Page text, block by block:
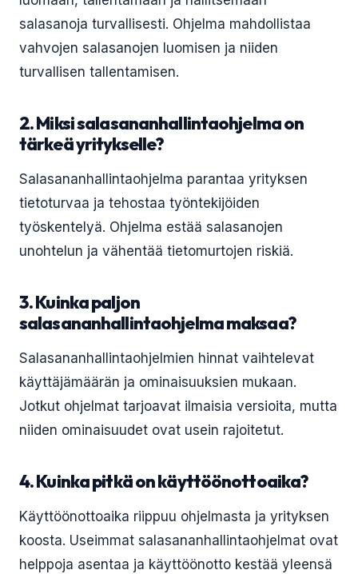
salasanoja turvallisesti. Ohjelma mahdollistaa
vahvojen salasanojen luomisen ja niiden
turvallisen tallentamisen.
2. Miksi salasananhallintaohjelma on
tärkeä yritykselle?
Salasananhallintaohjelma parantaa yrityksen
tietoturvaa ja tehostaa työntekijöiden
työskentelyä. Ohjelma estää salasanojen
unohtelun ja vähentää tietomurtojen riskiä.
3. Kuinka paljon
salasananhallintaohjelma maksaa?
Salasananhallintaohjelmien hinnat vaihtelevat
käyttäjämäärän ja ominaisuuksien mukaan.
Jotkut ohjelmat tarjoavat ilmaisia versioita, mutta
niiden ominaisuudet ovat usein rajoitetut.
4. Kuinka pitkä on käyttöönottoaika?
Käyttöönottoaika riippuu ohjelmasta ja yrityksen
koosta. Useimmat salasananhallintaohjelmat ovat
helppoja asentaa ja käyttöönotto kestää yleensä